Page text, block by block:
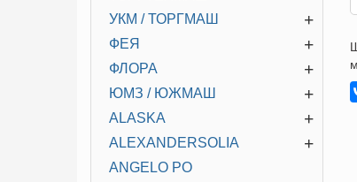
+
УКМ / ТОРГМАШ
+
ФЕЯ
+
ФЛОРА
+
ЮМЗ / ЮЖМАШ
+
ALASKA
+
ALEXANDERSOLIA
ANGELO PO